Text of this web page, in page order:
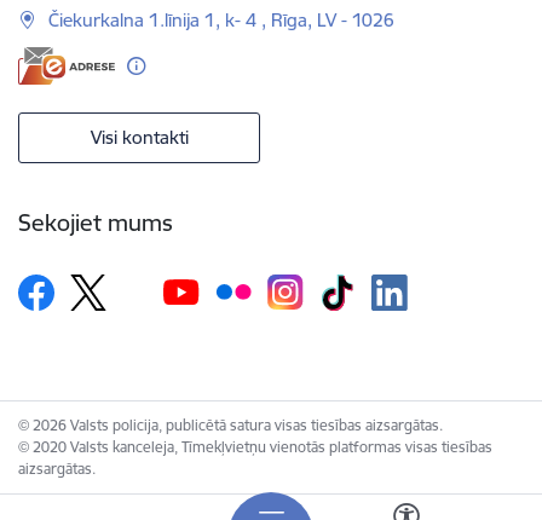
Čiekurkalna 1.līnija 1, k- 4 , Rīga, LV - 1026
Visi kontakti
Sekojiet mums
© 2026 Valsts policija, publicētā satura visas tiesības aizsargātas.
© 2020 Valsts kanceleja, Tīmekļvietņu vienotās platformas visas tiesības
aizsargātas.